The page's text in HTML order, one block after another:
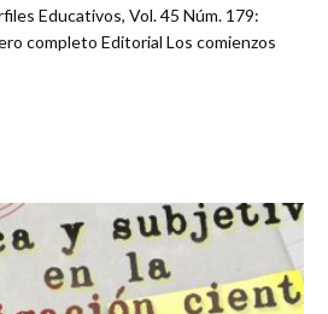
Educativos, Vol. 45 Núm. 179:
completo Editorial Los comienzos